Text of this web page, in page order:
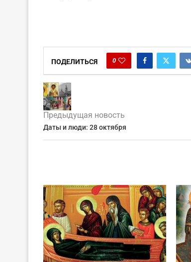
ПОДЕЛИТЬСЯ 0
Предыдущая новость
Даты и люди: 28 октября